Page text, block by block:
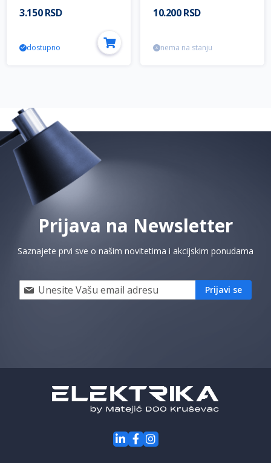
3.150 RSD
dostupno
10.200 RSD
nema na stanju
Prijava na Newsletter
Saznajete prvi sve o našim novitetima i akcijskim ponudama
Prijavi
se
akcije
Prijavi se